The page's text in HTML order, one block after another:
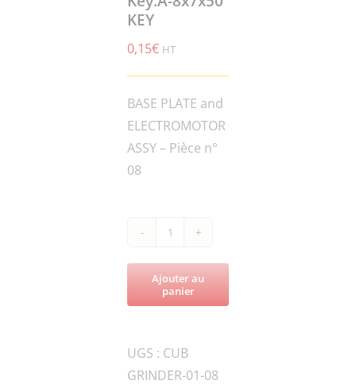
KEY
0,15€ HT
BASE PLATE and
ELECTROMOTOR
ASSY – Pièce n°
08
de
CUB
GRINDER-
8x7x50
KEY
Ajouter au
panier
UGS : CUB
GRINDER-01-08